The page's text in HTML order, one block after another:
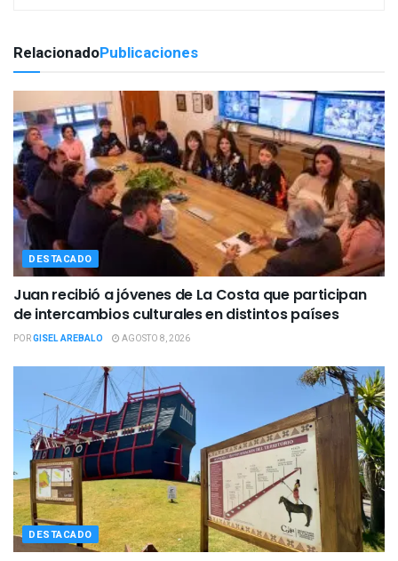
RelacionadoPublicaciones
DESTACADO
Juan recibió a jóvenes de La Costa que participan
de intercambios culturales en distintos países
PORGISEL AREBALO AGOSTO 8, 2026
DESTACADO